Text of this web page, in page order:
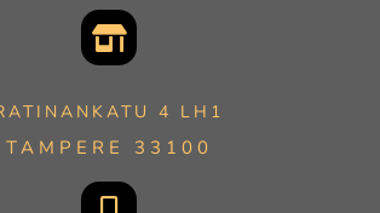
4 LH1
TAMPERE 33100